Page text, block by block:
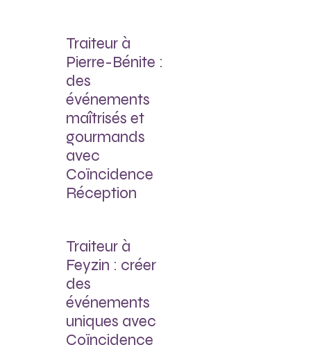
Traiteur à
Pierre-Bénite :
des
événements
maîtrisés et
gourmands
avec
Coïncidence
Réception
Traiteur à
Feyzin : créer
des
événements
uniques avec
Coïncidence